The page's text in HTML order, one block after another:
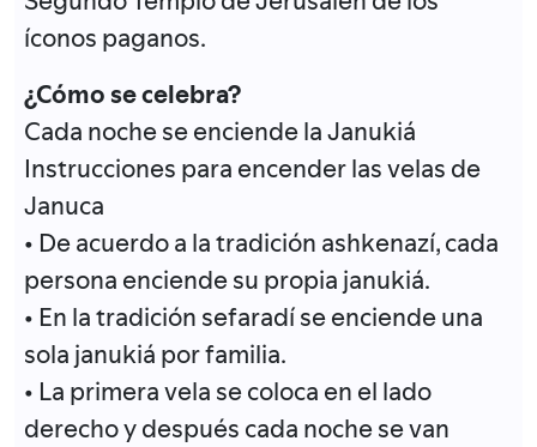
íconos paganos.
¿Cómo se celebra?
Cada noche se enciende la Janukiá
Instrucciones para encender las velas de
Januca
• De acuerdo a la tradición ashkenazí, cada
persona enciende su propia janukiá.
• En la tradición sefaradí se enciende una
sola janukiá por familia.
• La primera vela se coloca en el lado
derecho y después cada noche se van